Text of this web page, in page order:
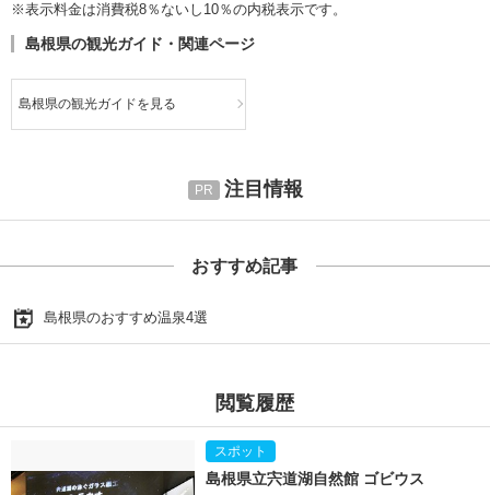
※表示料金は消費税8％ないし10％の内税表示です。
島根県の観光ガイド・関連ページ
島根県の観光ガイドを見る
注目情報
おすすめ記事
島根県のおすすめ温泉4選
閲覧履歴
島根県立宍道湖自然館 ゴビウス